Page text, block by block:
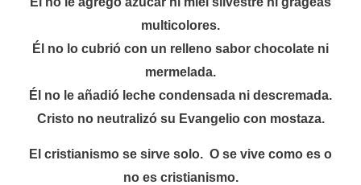
multicolores.
Él no lo cubrió con un relleno sabor chocolate ni
mermelada.
Él no le añadió leche condensada ni descremada.
Cristo no neutralizó su Evangelio con mostaza.
El cristianismo se sirve solo. O se vive como es o
no es cristianismo.